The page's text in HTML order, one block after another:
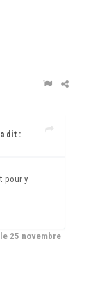
dit :
pour y
le 25 novembre